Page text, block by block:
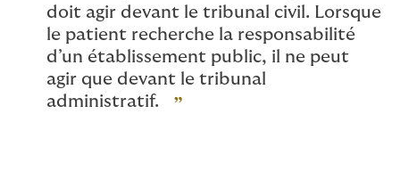
doit agir devant le tribunal civil. Lorsque
le patient recherche la responsabilité
d’un établissement public, il ne peut
agir que devant le tribunal
administratif.